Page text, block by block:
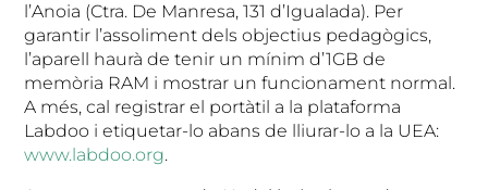
l’Anoia (Ctra. De Manresa, 131 d’Igualada). Per
garantir l’assoliment dels objectius pedagògics,
l’aparell haurà de tenir un mínim d’1GB de
memòria RAM i mostrar un funcionament normal.
A més, cal registrar el portàtil a la plataforma
Labdoo i etiquetar-lo abans de lliurar-lo a la UEA:
www.labdoo.org.